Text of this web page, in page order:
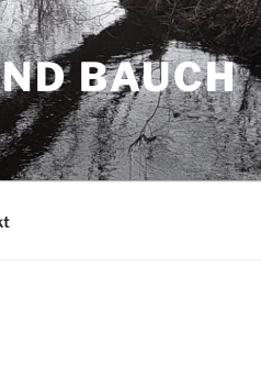
BAUCH